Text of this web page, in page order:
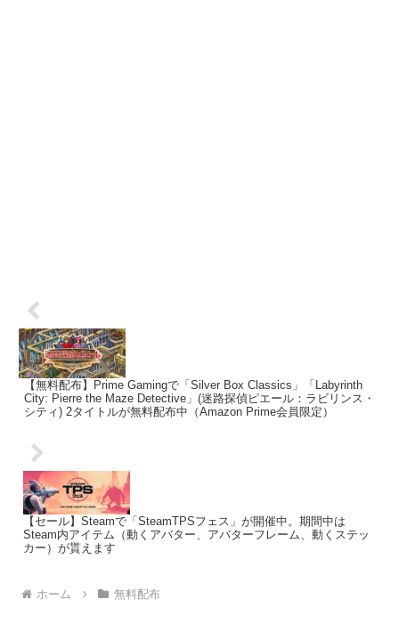
【無料配布】Prime Gamingで「Silver Box Classics」「Labyrinth
City: Pierre the Maze Detective」(迷路探偵ピエール：ラビリンス・
シティ) 2タイトルが無料配布中（Amazon Prime会員限定）
【セール】Steamで「SteamTPSフェス」が開催中。期間中は
Steam内アイテム（動くアバター、アバターフレーム、動くステッ
カー）が貰えます
ホーム 無料配布